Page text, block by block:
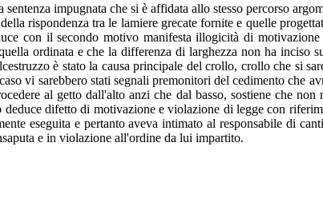
impugnata che si è affidata allo stesso percorso
rispondenza tra le lamiere grecate fornite e quelle
con il secondo motivo manifesta illogicità di
ordinata e che la differenza di larghezza non ha inciso
è stato la causa principale del crollo, crollo che si
vi sarebbero stati segnali premonitori del cedimento che
al getto dall'alto anzi che dal basso, sostiene che
difetto di motivazione e violazione di legge con
eseguita e pertanto aveva intimato al responsabile di
e in violazione all'ordine da lui impartito.